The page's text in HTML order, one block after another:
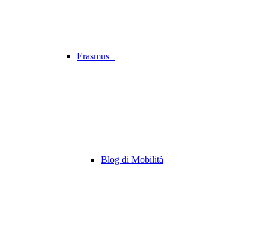
Erasmus+
Blog di Mobilità